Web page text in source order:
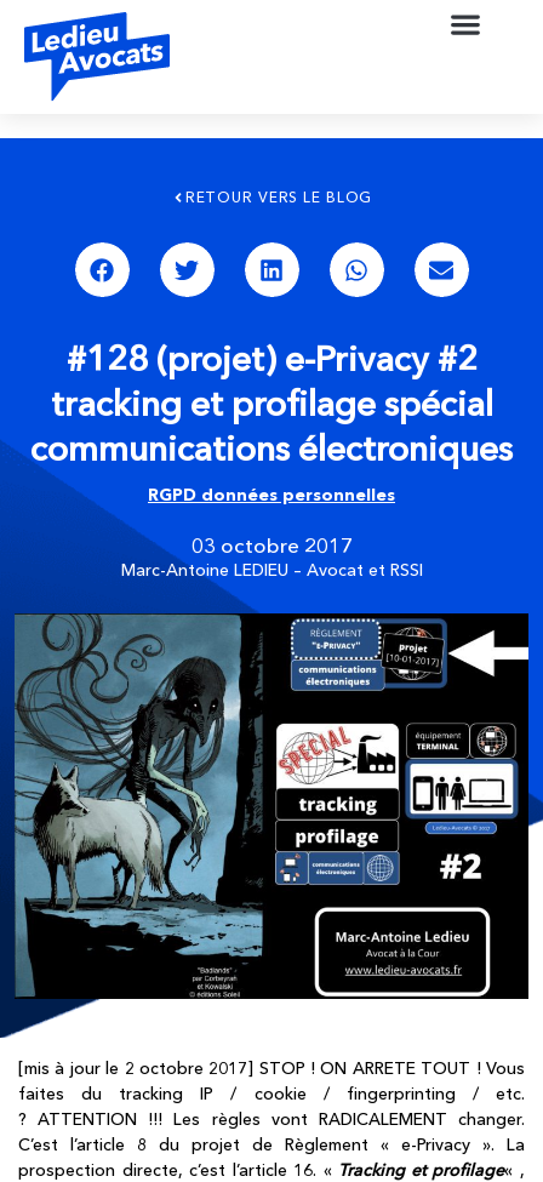
RETOUR VERS LE BLOG
#128 (projet) e-Privacy #2
tracking et profilage spécial
communications électroniques
03 octobre 2017
Marc-Antoine LEDIEU – Avocat et RSSI
RGPD données personnelles
[mis à jour le 2 octobre 2017] STOP ! ON ARRETE TOUT ! Vous
faites du tracking IP / cookie / fingerprinting / etc.
? ATTENTION !!! Les règles vont RADICALEMENT changer.
C’est l’article 8 du projet de Règlement « e-Privacy ». La
prospection directe, c’est l’article 16. « Tracking et profilage« ,